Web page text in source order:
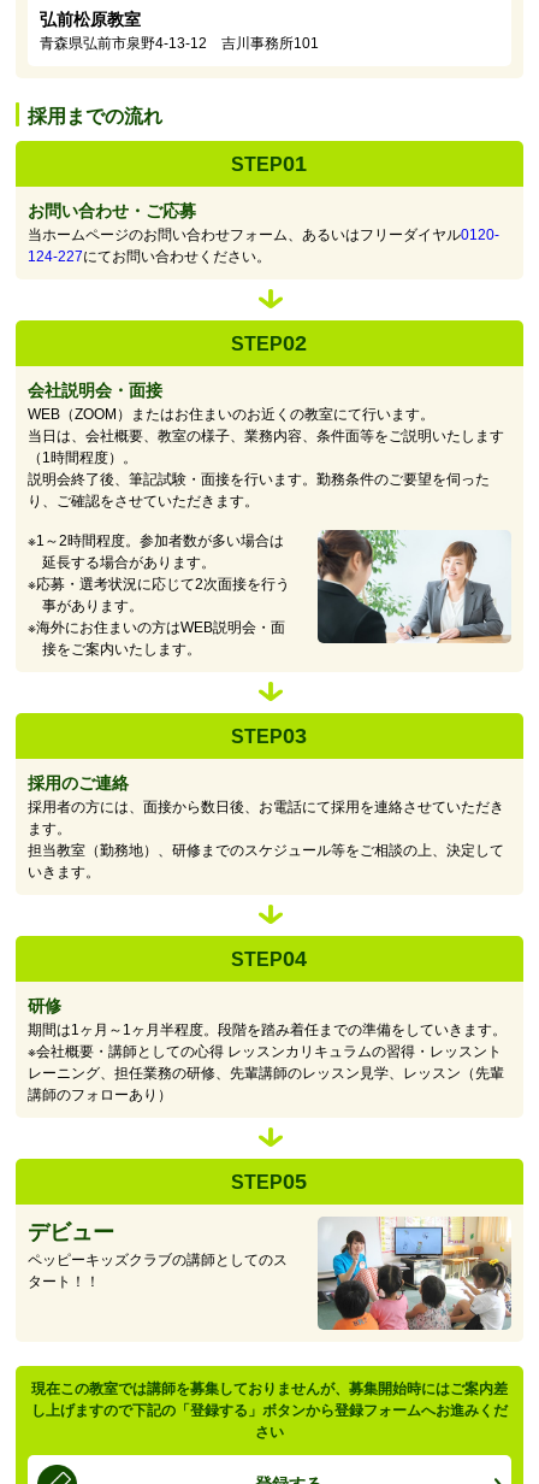
弘前松原教室
青森県弘前市泉野4-13-12 吉川事務所101
採用までの流れ
STEP01
お問い合わせ・ご応募
当ホームページのお問い合わせフォーム、あるいはフリーダイヤル0120-
124-227にてお問い合わせください。
STEP02
会社説明会・面接
WEB（ZOOM）またはお住まいのお近くの教室にて行います。
当日は、会社概要、教室の様子、業務内容、条件面等をご説明いたします
（1時間程度）。
説明会終了後、筆記試験・面接を行います。勤務条件のご要望を伺った
り、ご確認をさせていただきます。
※1～2時間程度。参加者数が多い場合は
延長する場合があります。
※応募・選考状況に応じて2次面接を行う
事があります。
※海外にお住まいの方はWEB説明会・面
接をご案内いたします。
STEP03
採用のご連絡
採用者の方には、面接から数日後、お電話にて採用を連絡させていただき
ます。
担当教室（勤務地）、研修までのスケジュール等をご相談の上、決定して
いきます。
STEP04
研修
期間は1ヶ月～1ヶ月半程度。段階を踏み着任までの準備をしていきます。
※会社概要・講師としての心得 レッスンカリキュラムの習得・レッスント
レーニング、担任業務の研修、先輩講師のレッスン見学、レッスン（先輩
講師のフォローあり）
STEP05
デビュー
ペッピーキッズクラブの講師としてのス
タート！！
現在この教室では講師を募集しておりませんが、募集開始時にはご案内差
し上げますので下記の「登録する」ボタンから登録フォームへお進みくだ
さい